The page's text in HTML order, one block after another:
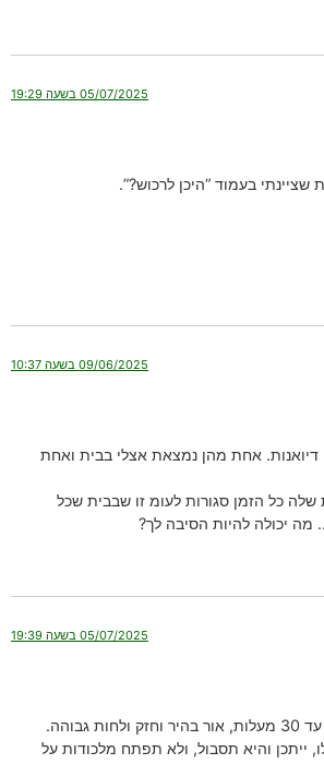
05/07/2025 בשעה 19:29
בעמוד “היכן לרכוש?”.
09/06/2025 בשעה 10:37
דיואנות. אחת מהן נמצאת אצלי בבית ואחת
כל הזמן סגורות לעומ זו שבבית שכל
יכולה להיות הסיבה לך?
05/07/2025 בשעה 19:39
גבוהה.
ייתכן והיא תסבול, ולא תפתח מלכודות על